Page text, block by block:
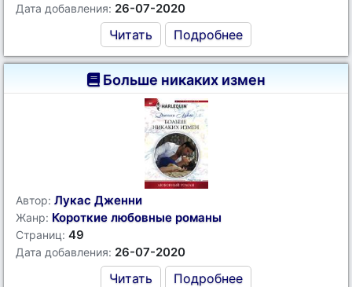
Дата добавления: 26-07-2020
Читать Подробнее
Больше никаких измен
Автор: Лукас Дженни
Жанр: Короткие любовные романы
Страниц: 49
Дата добавления: 26-07-2020
Читать Подробнее